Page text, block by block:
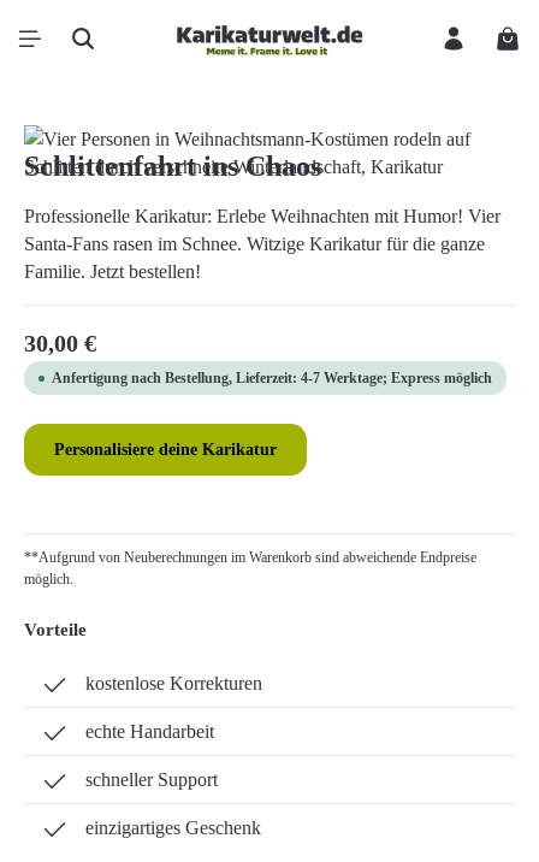
Zum Hauptinhalt springen
Bildergalerie überspringen
Schlittenfahrt ins Chaos
Professionelle Karikatur: Erlebe Weihnachten mit Humor! Vier
Santa-Fans rasen im Schnee. Witzige Karikatur für die ganze
Familie. Jetzt bestellen!
Regulärer Preis:
30,00 €
Anfertigung nach Bestellung, Lieferzeit: 4-7 Werktage; Express möglich
Personalisiere deine Karikatur
**Aufgrund von Neuberechnungen im Warenkorb sind abweichende Endpreise
möglich.
Vorteile
kostenlose Korrekturen
echte Handarbeit
schneller Support
einzigartiges Geschenk